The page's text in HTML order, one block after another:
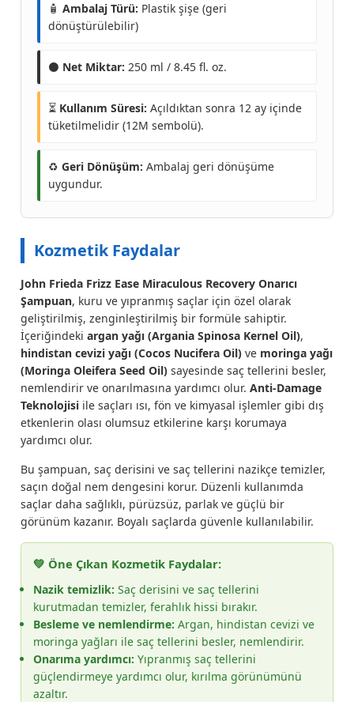
🧴 Ambalaj Türü: Plastik şişe (geri
dönüştürülebilir)
⚫ Net Miktar: 250 ml / 8.45 fl. oz.
⏳ Kullanım Süresi: Açıldıktan sonra 12 ay içinde
tüketilmelidir (12M sembolü).
♻️ Geri Dönüşüm: Ambalaj geri dönüşüme
uygundur.
Kozmetik Faydalar
John Frieda Frizz Ease Miraculous Recovery Onarıcı
Şampuan, kuru ve yıpranmış saçlar için özel olarak
geliştirilmiş, zenginleştirilmiş bir formüle sahiptir.
İçeriğindeki argan yağı (Argania Spinosa Kernel Oil),
hindistan cevizi yağı (Cocos Nucifera Oil) ve moringa yağı
(Moringa Oleifera Seed Oil) sayesinde saç tellerini besler,
nemlendirir ve onarılmasına yardımcı olur. Anti-Damage
Teknolojisi ile saçları ısı, fön ve kimyasal işlemler gibi dış
etkenlerin olası olumsuz etkilerine karşı korumaya
yardımcı olur.
Bu şampuan, saç derisini ve saç tellerini nazikçe temizler,
saçın doğal nem dengesini korur. Düzenli kullanımda
saçlar daha sağlıklı, pürüzsüz, parlak ve güçlü bir
görünüm kazanır. Boyalı saçlarda güvenle kullanılabilir.
💚 Öne Çıkan Kozmetik Faydalar:
Nazik temizlik: Saç derisini ve saç tellerini
kurutmadan temizler, ferahlık hissi bırakır.
Besleme ve nemlendirme: Argan, hindistan cevizi ve
moringa yağları ile saç tellerini besler, nemlendirir.
Onarıma yardımcı: Yıpranmış saç tellerini
güçlendirmeye yardımcı olur, kırılma görünümünü
azaltır.